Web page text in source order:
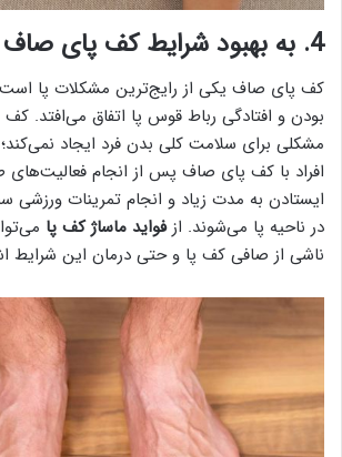
4. به بهبود شرایط کف پای صاف کمک می‌کند
کف پای صاف یکی از رایج‌ترین مشکلات پا
بودن و افتادگی رباط قوس پا اتفاق می‌افتد.
مشکلی برای سلامت کلی بدن فرد ایجاد
افراد با کف پای صاف پس از انجام فعالیت‌های
ایستادن به مدت زیاد و انجام تمرینات ورزشی
در ناحیه پا می‌شوند. ازفواید ماساژ کف پا
ناشی از صافی کف پا و حتی درمان این شرایط